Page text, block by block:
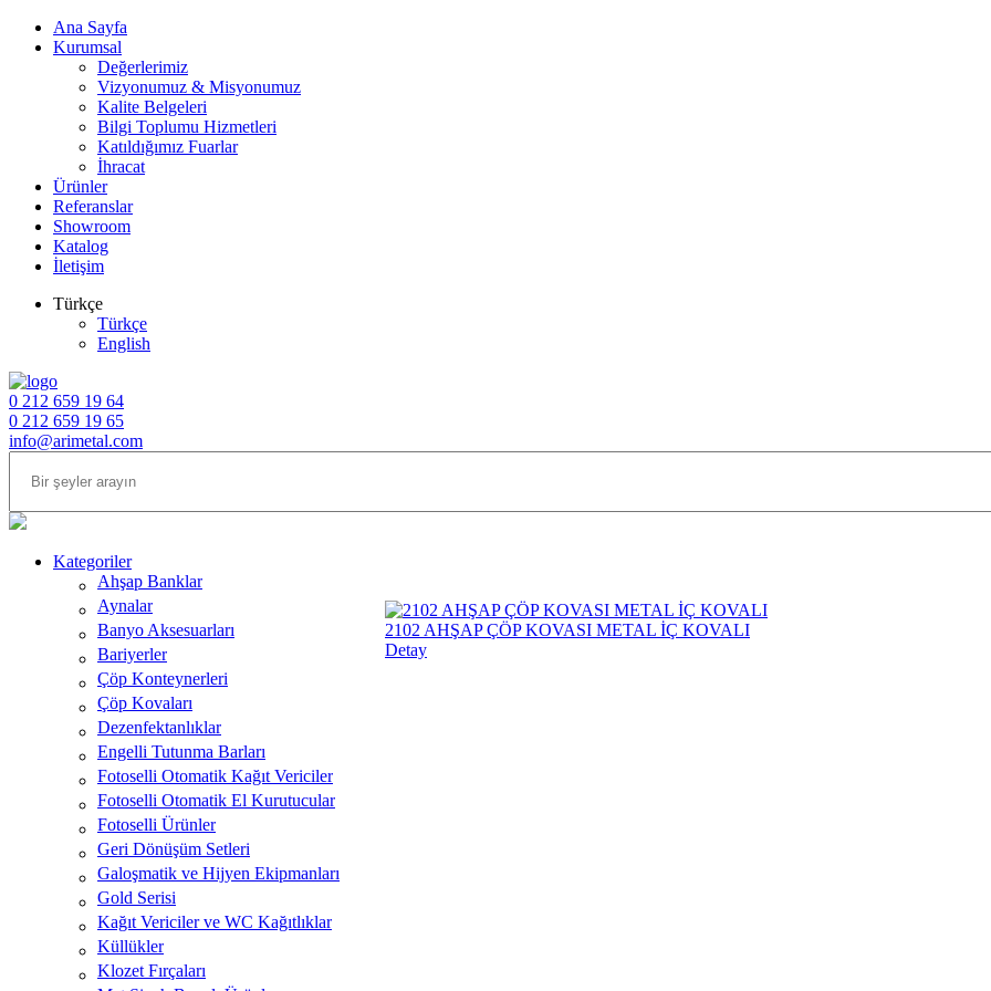
Ana Sayfa
Kurumsal
Değerlerimiz
Vizyonumuz & Misyonumuz
Kalite Belgeleri
Bilgi Toplumu Hizmetleri
Katıldığımız Fuarlar
İhracat
Ürünler
Referanslar
Showroom
Katalog
İletişim
Türkçe
Türkçe
English
0 212 659 19 64
0 212 659 19 65
info@arimetal.com
Kategoriler
Ahşap Banklar
Aynalar
Banyo Aksesuarları
Bariyerler
Çöp Konteynerleri
Çöp Kovaları
Dezenfektanlıklar
Engelli Tutunma Barları
Fotoselli Otomatik Kağıt Vericiler
Fotoselli Otomatik El Kurutucular
Fotoselli Ürünler
Geri Dönüşüm Setleri
Galoşmatik ve Hijyen Ekipmanları
Gold Serisi
Kağıt Vericiler ve WC Kağıtlıklar
Küllükler
Klozet Fırçaları
2102 AHŞAP ÇÖP KOVASI METAL İÇ KOVALI
Detay